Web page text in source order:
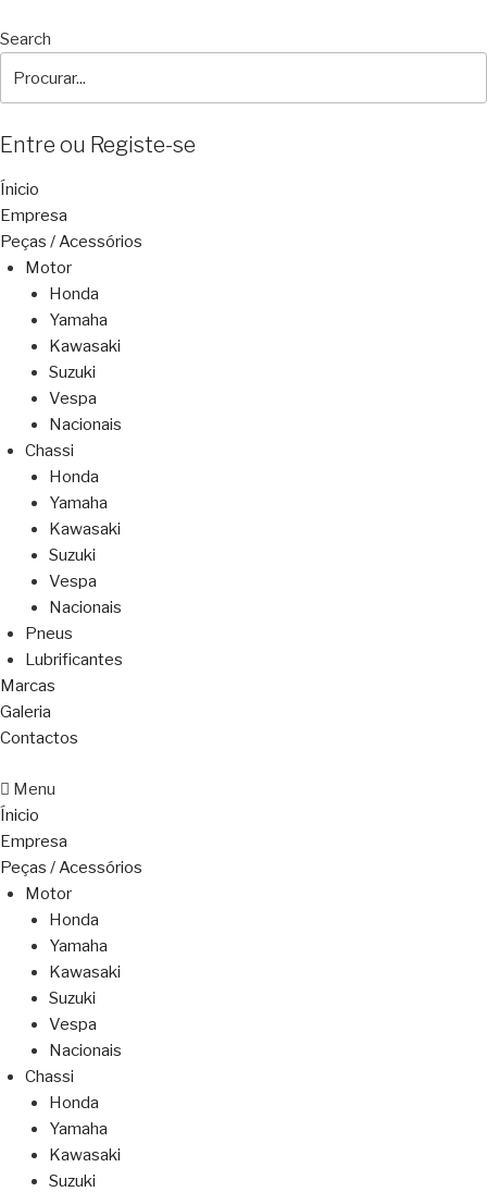
Search
Entre ou Registe-se
Ínicio
Empresa
Peças / Acessórios
Motor
Honda
Yamaha
Kawasaki
Suzuki
Vespa
Nacionais
Chassi
Honda
Yamaha
Kawasaki
Suzuki
Vespa
Nacionais
Pneus
Lubrificantes
Marcas
Galeria
Contactos
Menu
Ínicio
Empresa
Peças / Acessórios
Motor
Honda
Yamaha
Kawasaki
Suzuki
Vespa
Nacionais
Chassi
Honda
Yamaha
Kawasaki
Suzuki